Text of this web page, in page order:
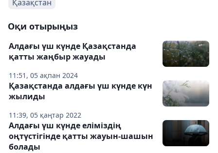
Қазақстан
Оқи отырыңыз
11:51, 05 ақпан 2024
Алдағы үш күнде Қазақстанда
қатты жаңбыр жауады
11:39, 05 қаңтар 2022
Қазақстанда алдағы үш күнде күн
жылиды
Алдағы үш күнде еліміздің
оңтүстігінде қатты жауын-шашын
болады